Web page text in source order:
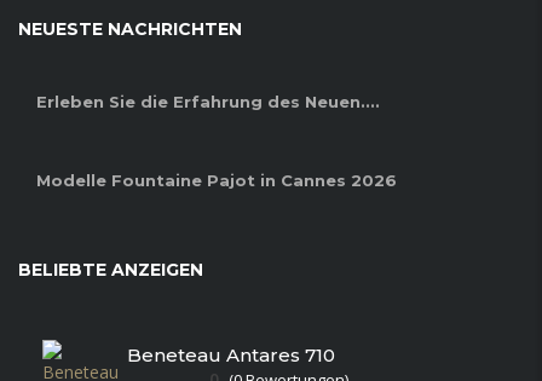
NEUESTE NACHRICHTEN
Erleben Sie die Erfahrung des Neuen....
Modelle Fountaine Pajot in Cannes 2026
BELIEBTE ANZEIGEN
Beneteau Antares 710